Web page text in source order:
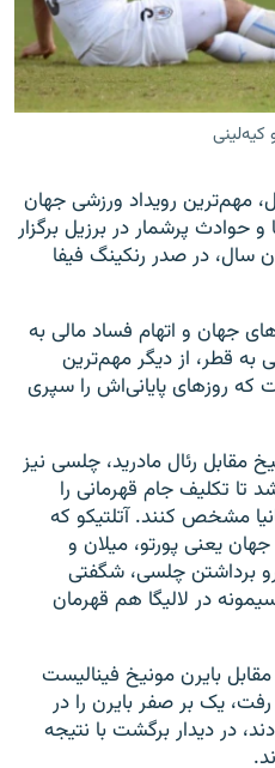
کیه‌لینی
مهم‌ترین رویداد ورزشی جهان
و حوادث پرشمار در برزیل برگزار
سال، در صدر رنکینگ فیفا
جهان و اتهام فساد مالی به
به قطر، از دیگر مهم‌ترین
که روزهای پایانی‌اش را سپری
مقابل رئال مادرید، چلسی نیز
تا تکلیف جام قهرمانی را
مشخص کنند. آتلتیکو که
یعنی پورتو، میلان و
برداشتن چلسی، شگفتی
در لالیگا هم قهرمان
رئال مادرید با پیروزی قاطع ۴-۰ مقابل بایرن مونیخ فینالیست
یک بر صفر بایرن را در
در دیدار برگشت با نتیجه‌